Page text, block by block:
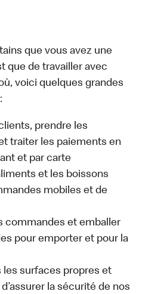
que vous avez une
que de travailler avec
voici quelques grandes
prendre les
traiter les paiements en
et par carte
et les boissons
mobiles et de
commandes et emballer
pour emporter et pour la
les surfaces propres et
la sécurité de nos